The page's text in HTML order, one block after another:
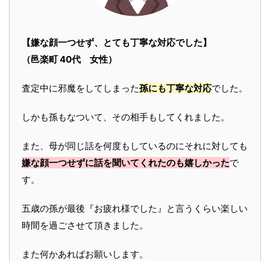
【嫌な顔一つせず、とても丁寧な対応でした】
（邑楽町 40代 女性）
査定中に邪魔をしてしまった孫にも丁寧な対応でした。
しかも孫もなついて、その相手もしてくれました。
また、母が同じ話を何度もしているのにそれに対しても
嫌な顔一つせずに話を聞いてくれたのも嬉しかったで
す。
五歳の孫が最後『お疲れ様でした』と言うくらい楽しい
時間を過ごさせて頂きました。
また何かあればお願いします。